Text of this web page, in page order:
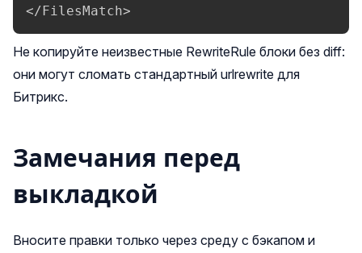
</FilesMatch>
Не копируйте неизвестные RewriteRule блоки без diff:
они могут сломать стандартный urlrewrite для
Битрикс.
Замечания перед
выкладкой
Вносите правки только через среду с бэкапом и